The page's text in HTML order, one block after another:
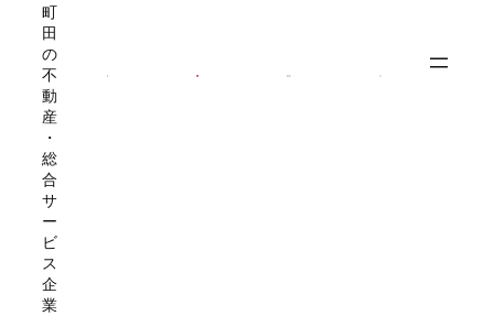
町
田
の
不
動
産
・
総
合
サ
ー
ビ
ス
企
業